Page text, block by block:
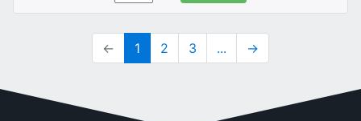
← 1 2 3 ... →